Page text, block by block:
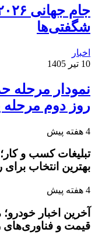
شگفتی‌ها
اخبار
10 تیر 1405
روز دوم مرحله
4 هفته پیش
تبلیغات کسب و کار؛
بهترین انتخاب
4 هفته پیش
آخرین اخبار
قیمت و فناوری‌های